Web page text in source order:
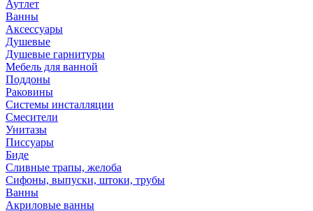
Аутлет
Ванны
Аксессуары
Душевые
Душевые гарнитуры
Мебель для ванной
Поддоны
Раковины
Системы инсталляции
Смесители
Унитазы
Писсуары
Биде
Сливные трапы, желоба
Сифоны, выпуски, штоки, трубы
Ванны
Акриловые ванны